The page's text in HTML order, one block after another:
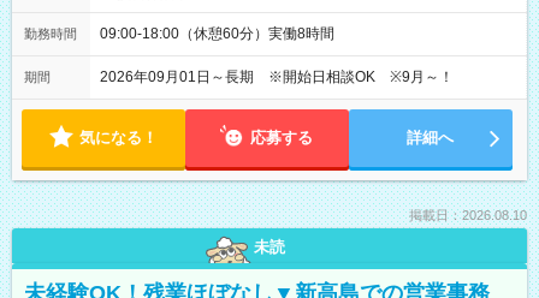
勤務時間 09:00-18:00（休憩60分）実働8時間
期間 2026年09月01日～長期 ※開始日相談OK ※9月～！
気になる！ 応募する 詳細へ
掲載日：2026.08.10
未読
未経験OK！残業ほぼなし▼新高島での営業事務